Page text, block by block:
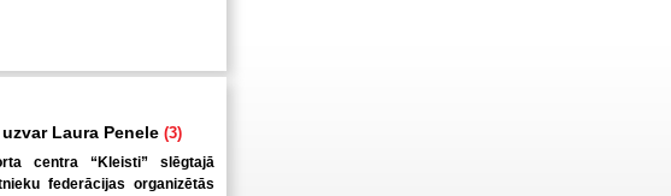
Laura Penele (3)
centra “Kleisti” slēgtajā
federācijas organizētās